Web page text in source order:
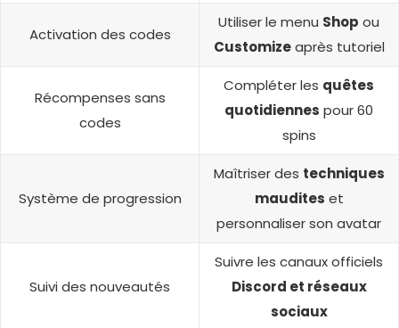
Activation des codes
Utiliser le menu Shop ou
Customizeaprès tutoriel
Récompenses sans
codes
Compléter les quêtes
quotidiennes pour 60
spins
Système de progression
Maîtriser des techniques
maudites et
personnaliser son avatar
Suivi des nouveautés
Suivre les canaux officiels
Discord et réseaux
sociaux